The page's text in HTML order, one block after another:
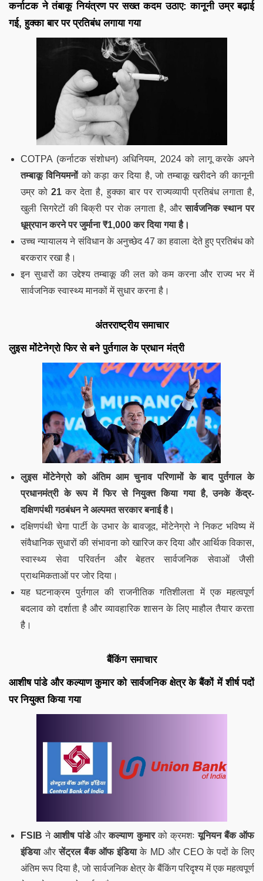
कर्नाटक ने तंबाकू नियंत्रण पर सख्त कदम उठाए: कानूनी उम्र बढ़ाई
गई, हुक्का बार पर प्रतिबंध लगाया गया
COTPA (कर्नाटक संशोधन) अधिनियम, 2024 को लागू करके अपने
तम्बाकू विनियमनोंको कड़ा कर दिया है, जो तम्बाकू खरीदने की कानूनी
उम्र को21 कर देता है, हुक्का बार पर राज्यव्यापी प्रतिबंध लगाता है,
खुली सिगरेटों की बिक्री पर रोक लगाता है, औरसार्वजनिक स्थान पर
धूम्रपान करने पर जुर्माना ₹1,000 कर दिया गया है।
उच्च न्यायालय ने संविधान के अनुच्छेद 47 का हवाला देते हुए प्रतिबंध को
बरकरार रखा है।
इन सुधारों का उद्देश्य तम्बाकू की लत को कम करना और राज्य भर में
सार्वजनिक स्वास्थ्य मानकों में सुधार करना है।
अंतरराष्ट्रीय समाचार
लुइस मोंटेनेग्रो फिर से बने पुर्तगाल के प्रधान मंत्री
लुइस मोंटेनेग्रो को अंतिम आम चुनाव परिणामों के बाद पुर्तगाल के
प्रधानमंत्री के रूप में फिर से नियुक्त किया गया है, उनके केंद्र-
दक्षिणपंथी गठबंधन ने अल्पमत सरकार बनाई है।
दक्षिणपंथी चेगा पार्टी के उभार के बावजूद, मोंटेनेग्रो ने निकट भविष्य में
संवैधानिक सुधारों की संभावना को खारिज कर दिया और आर्थिक विकास,
स्वास्थ्य सेवा परिवर्तन और बेहतर सार्वजनिक सेवाओं जैसी
प्राथमिकताओं पर जोर दिया।
यह घटनाक्रम पुर्तगाल की राजनीतिक गतिशीलता में एक महत्वपूर्ण
बदलाव को दर्शाता है और व्यावहारिक शासन के लिए माहौल तैयार करता
है।
बैंकिंग समाचार
आशीष पांडे और कल्याण कुमार को सार्वजनिक क्षेत्र के बैंकों में शीर्ष पदों
पर नियुक्त किया गया
FSIB नेआशीष पांडेऔरकल्याण कुमारको क्रमशःयूनियन बैंक ऑफ
इंडियाऔरसेंट्रल बैंक ऑफ इंडियाके MD और CEO के पदों के लिए
अंतिम रूप दिया है, जो सार्वजनिक क्षेत्र के बैंकिंग परिदृश्य में एक महत्वपूर्ण